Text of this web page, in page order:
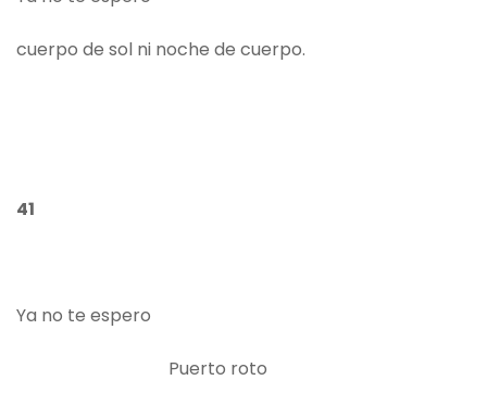
cuerpo de sol ni noche de cuerpo.
41
Ya no te espero
Puerto roto